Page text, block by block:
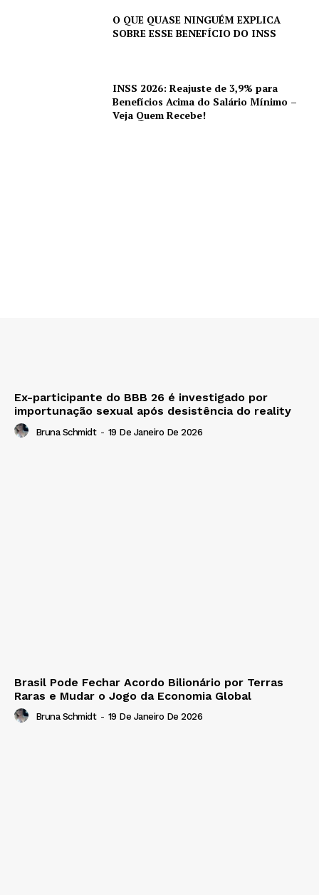
O QUE QUASE NINGUÉM EXPLICA
SOBRE ESSE BENEFÍCIO DO INSS
INSS 2026: Reajuste de 3,9% para
Benefícios Acima do Salário Mínimo –
Veja Quem Recebe!
Ex-participante do BBB 26 é investigado por
importunação sexual após desistência do reality
Bruna Schmidt - 19 De Janeiro De 2026
Brasil Pode Fechar Acordo Bilionário por Terras
Raras e Mudar o Jogo da Economia Global
Bruna Schmidt - 19 De Janeiro De 2026